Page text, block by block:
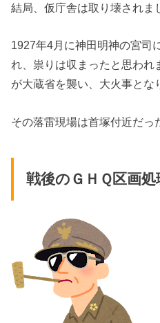
結局、仮庁舎は取り壊されま
1927年4月に神田明神の宮司
れ、祟りは収まったと思われ
が大蔵省を襲い、大火事とな
その落雷現場は首塚付近だっ
戦後のＧＨＱ区画